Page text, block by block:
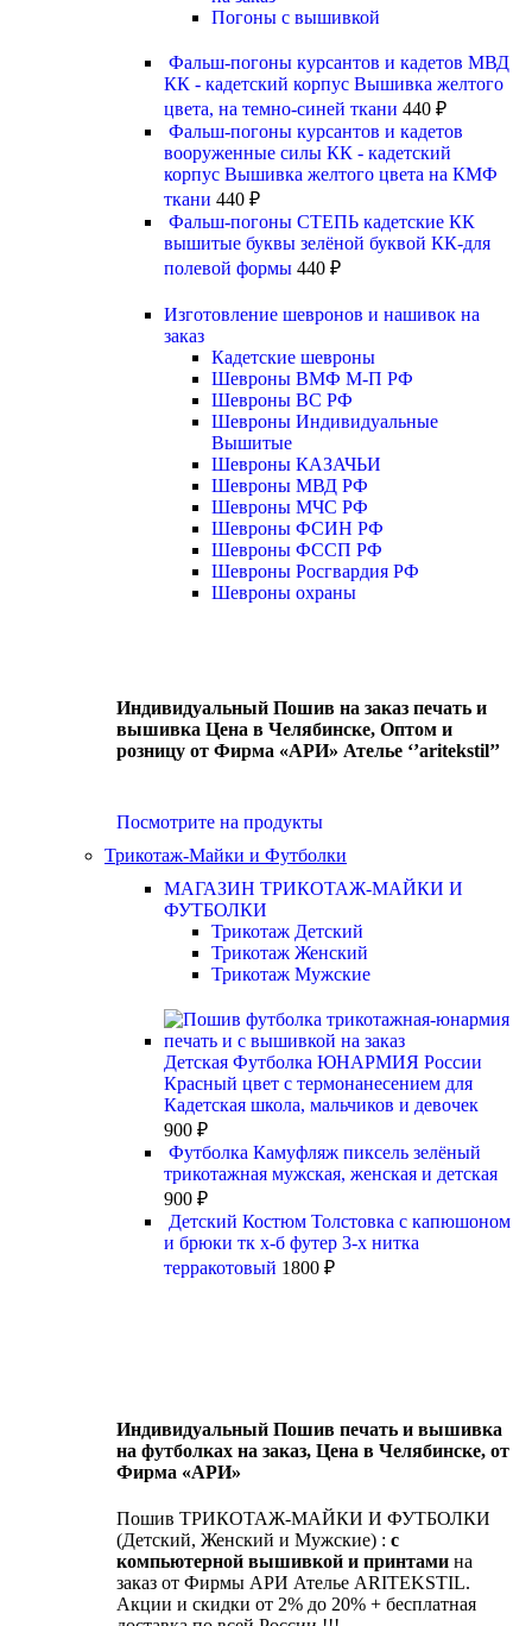
Погоны с вышивкой
Фальш-погоны курсантов и кадетов МВД
КК - кадетский корпус Вышивка желтого
цвета, на темно-синей ткани 440 ₽
Фальш-погоны курсантов и кадетов
вооруженные силы КК - кадетский
корпус Вышивка желтого цвета на КМФ
ткани 440 ₽
Фальш-погоны СТЕПЬ кадетские КК
вышитые буквы зелёной буквой КК-для
полевой формы 440 ₽
Изготовление шевронов и нашивок на
заказ
Кадетские шевроны
Шевроны ВМФ М-П РФ
Шевроны ВС РФ
Шевроны Индивидуальные
Вышитые
Шевроны КАЗАЧЬИ
Шевроны МВД РФ
Шевроны МЧС РФ
Шевроны ФСИН РФ
Шевроны ФССП РФ
Шевроны Росгвардия РФ
Шевроны охраны
Индивидуальный Пошив на заказ печать и
вышивка Цена в Челябинске, Оптом и
розницу от Фирма «АРИ» Ателье ‘’aritekstil’’
Посмотрите на продукты
Трикотаж-Майки и Футболки
МАГАЗИН ТРИКОТАЖ-МАЙКИ И
ФУТБОЛКИ
Трикотаж Детский
Трикотаж Женский
Трикотаж Мужские
Детская Футболка ЮНАРМИЯ России
Красный цвет с термонанесением для
Кадетская школа, мальчиков и девочек
900 ₽
Футболка Камуфляж пиксель зелёный
трикотажная мужская, женская и детская
900 ₽
Детский Костюм Толстовка с капюшоном
и брюки тк х-б футер 3-х нитка
терракотовый 1800 ₽
Индивидуальный Пошив печать и вышивка
на футболках на заказ, Цена в Челябинске, от
Фирма «АРИ»
Пошив ТРИКОТАЖ-МАЙКИ И ФУТБОЛКИ
(Детский, Женский и Мужские) : с
компьютерной вышивкой и принтами на
заказ от Фирмы АРИ Ателье ARITEKSTIL.
Акции и скидки от 2% до 20% + бесплатная